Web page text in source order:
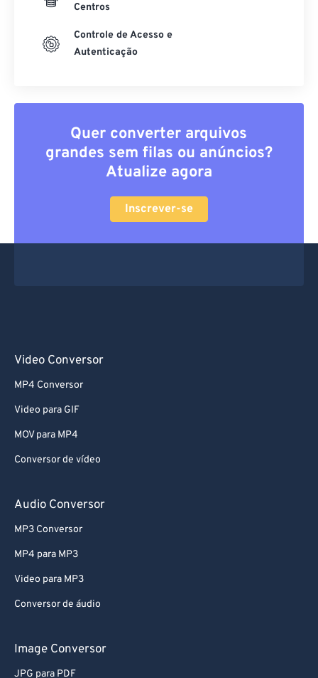
Centros
Controle de Acesso e
Autenticação
Quer converter arquivos
grandes sem filas ou anúncios?
Atualize agora
Inscrever-se
Video Conversor
MP4 Conversor
Video para GIF
MOV para MP4
Conversor de vídeo
Audio Conversor
MP3 Conversor
MP4 para MP3
Video para MP3
Conversor de áudio
Image Conversor
JPG para PDF